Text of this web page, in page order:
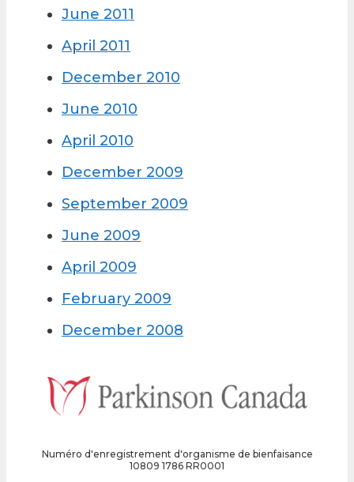
June 2011
April 2011
December 2010
June 2010
April 2010
December 2009
September 2009
June 2009
April 2009
February 2009
December 2008
Numéro d'enregistrement d'organisme de bienfaisance
10809 1786 RR0001